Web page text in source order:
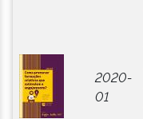
2020-
01